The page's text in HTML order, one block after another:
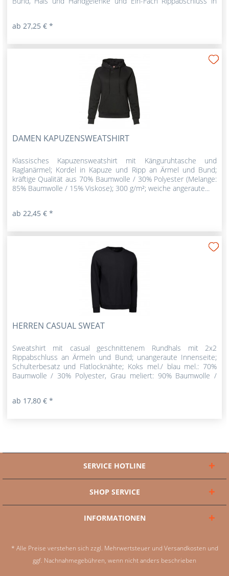
ab 27,25 € *
DAMEN KAPUZENSWEATSHIRT
Klassisches Kapuzensweatshirt mit Känguruhtasche und
Raglanärmel; Kordel in Kapuze und Ripp an Ärmel und Bund;
kräftige Qualität aus 70% Baumwolle / 30% Polyester (Melange:
85% Baumwolle / 15% Viskose); 300 g/m²; weiche angeraute...
ab 22,45 € *
HERREN CASUAL SWEAT
Sweatshirt mit casual geschnittenem Rundhals mit 2x2
Rippabschluss an Ärmeln und Bund; unangeraute Innenseite;
Schulterbesatz und Flatlocknähte; Koks mel./ blau mel.: 70%
Baumwolle / 30% Polyester, Grau meliert: 90% Baumwolle /
ab 17,80 € *
SERVICE HOTLINE
SHOP SERVICE
INFORMATIONEN
* Alle Preise verstehen sich zzgl. Mehrwertsteuer und Versandkosten und
ggf. Nachnahmegebühren, wenn nicht anders beschrieben